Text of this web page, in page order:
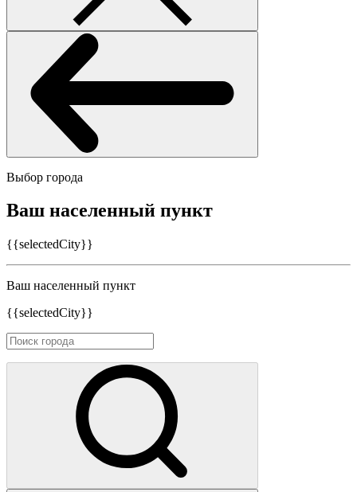
Выбор города
Ваш населенный пункт
{{selectedCity}}
Ваш населенный пункт
{{selectedCity}}